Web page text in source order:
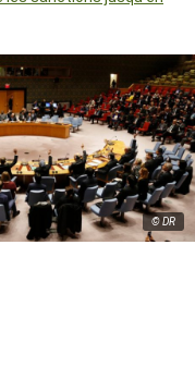
© DR